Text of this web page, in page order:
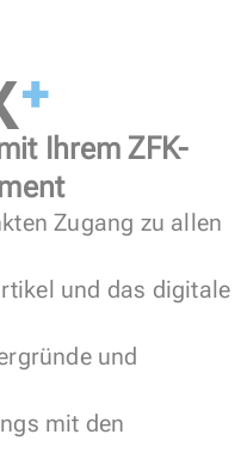
Ihrem ZFK-
Zugang zu allen
und das digitale
und
mit den